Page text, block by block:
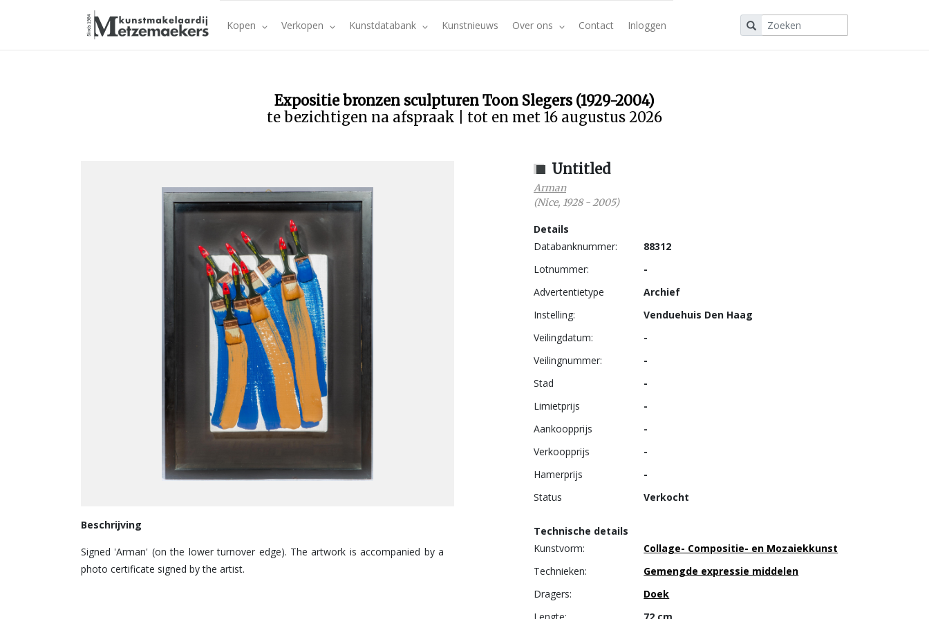
Kopen Verkopen Kunstdatabank Kunstnieuws Over ons Contact Inloggen
Expositie bronzen sculpturen Toon Slegers (1929-2004)
te bezichtigen na afspraak | tot en met 16 augustus 2026
Beschrijving
Signed 'Arman' (on the lower turnover edge). The artwork is accompanied by a
photo certificate signed by the artist.
Untitled
Arman
(Nice, 1928-2005)
Details
Databanknummer:
88312
Lotnummer:
-
Advertentietype
Archief
Instelling:
Venduehuis Den Haag
Veilingdatum:
-
Veilingnummer:
-
Stad
-
Limietprijs
-
Aankoopprijs
-
Verkoopprijs
-
Hamerprijs
-
Status
Verkocht
Technische details
Kunstvorm:
Collage- Compositie- en Mozaiekkunst
Technieken:
Gemengde expressie middelen
Dragers:
Doek